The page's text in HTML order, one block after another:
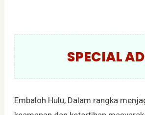
SPECIAL
Embaloh Hulu, Dalam rangka